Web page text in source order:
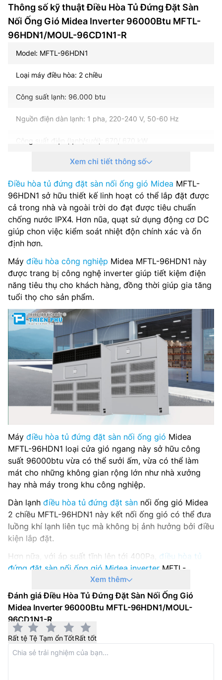
Thông số kỹ thuật Điều Hòa Tủ Đứng Đặt Sàn
Nối Ống Gió Midea Inverter 96000Btu MFTL-
96HDN1/MOUL-96CD1N1-R
Model: MFTL-96HDN1
Loại máy điều hòa: 2 chiều
Công suất lạnh: 96.000 btu
Nguồn điện dàn lạnh: 1 pha, 220-240 V, 50-60 Hz
Công suất điện (lạnh/sưởi): 670/ 670 kW
Độ ồn tối đa: 59 dB(A)
Công nghệ inverter: Có
Môi chất lạnh:
Kích thước dàn lạnh(RxCxS): 615×1810×1150 mm
Kích thước dàn nóng(CxRxS): – mm
Trọng lượng dàn nóng: – kg
Kích thước đường ống (lỏng/gas): 12.7/22.2 mm
Ống thoát nước: 32 mm
Nơi sản xuất: –
Hãng sản xuất: Midea
Năm ra mắt: 2024
Xem chi tiết thông số
Điều hòa tủ đứng đặt sàn nối ống gió Midea MFTL-
96HDN1 sở hữu thiết kế linh hoạt có thể lắp đặt được
cả trong nhà và ngoài trời do đạt được tiêu chuẩn
chống nước IPX4. Hơn nũa, quạt sử dụng động cơ DC
giúp chon việc kiểm soát nhiệt độn chính xác và ổn
định hơn.
Máy điều hòa công nghiệp Midea MFTL-96HDN1 này
được trang bị công nghệ inverter giúp tiết kiệm điện
năng tiêu thụ cho khách hàng, đồng thời giúp gia tăng
tuổi thọ cho sản phẩm.
Máy điều hòa tủ đứng đặt sàn nối ống gió Midea
MFTL-96HDN1 loại cửa gió ngang này sở hữu công
suất 96000btu vừa có thể sưởi ấm, vừa có thể làm
mát cho những không gian rộng lớn như nhà xưởng
hay nhà máy trong khu công nghiệp.
Dàn lạnh điều hòa tủ đứng đặt sàn nối ống gió Midea
2 chiều MFTL-96HDN1 này kết nối ống gió có thể đưa
luồng khí lạnh liên tục mà không bị ảnh hưởng bởi điều
kiện lắp đặt.
Hơn nữa, với áp suất tĩnh lên tới 400Pa, điều hòa tủ
đứng đặt sàn nối ống gió Midea inverter MFTL-
96HDN1 có thể kết nối với tối đa 70m ống dẫn khí,
điều này làm tăng sự linh hoạt trong việc lựa chọn vị
trí lắp đặt thiết bị.
Xem thêm
Đánh giá Điều Hòa Tủ Đứng Đặt Sàn Nối Ống Gió
Midea Inverter 96000Btu MFTL-96HDN1/MOUL-
96CD1N1-R
Rất tệ Tệ Tạm ổnTốtRất tốt